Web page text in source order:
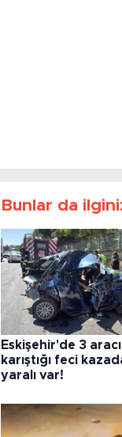
Bunlar da
Eskişehir'de 3
karıştığı feci
yaralı var!